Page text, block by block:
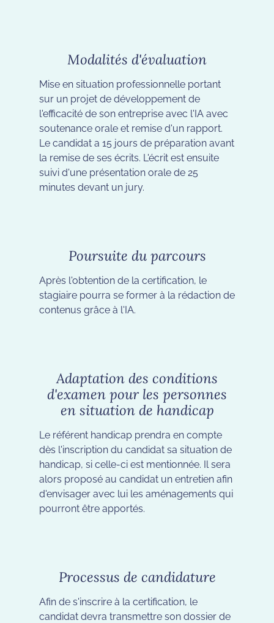
Modalités d'évaluation
Mise en situation professionnelle portant
sur un projet de développement de
l'efficacité de son entreprise avec l'IA avec
soutenance orale et remise d'un rapport.
Le candidat a 15 jours de préparation avant
la remise de ses écrits. L'écrit est ensuite
suivi d'une présentation orale de 25
minutes devant un jury.
Poursuite du parcours
Après l'obtention de la certification, le
stagiaire pourra se former à la rédaction de
contenus grâce à l'IA.
Adaptation des conditions
d'examen pour les personnes
en situation de handicap
Le référent handicap prendra en compte
dès l'inscription du candidat sa situation de
handicap, si celle-ci est mentionnée. Il sera
alors proposé au candidat un entretien afin
d'envisager avec lui les aménagements qui
pourront être apportés.
Processus de candidature
Afin de s'inscrire à la certification, le
candidat devra transmettre son dossier de